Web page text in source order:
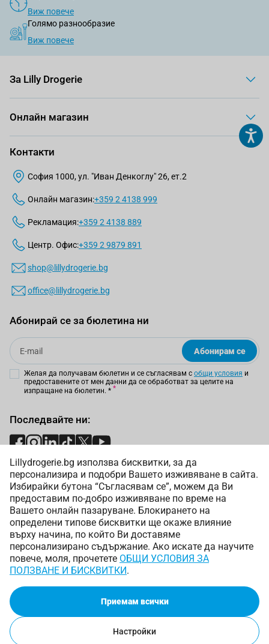
Lillydrogerie.bg използва бисквитки, за да
персонализира и подобри Вашето изживяване в сайта.
Избирайки бутона “Съгласявам се”, можем да Ви
предоставим по-добро изживяване по време на
Вашето онлайн пазаруване. Блокирането на
определени типове бисквитки ще окаже влияние
върху начина, по който Ви доставяме
персонализирано съдържание. Ако искате да научите
повече, моля, прочетете ОБЩИ УСЛОВИЯ ЗА
ПОЛЗВАНЕ И БИСКВИТКИ.
Приемам всички
Настройки
Виж повече
Голямо разнообразие
Виж повече
За Lilly Drogerie
Онлайн магазин
Контакти
София 1000, ул. "Иван Денкоглу" 26, ет.2
Онлайн магазин:+359 2 4138 999
Рекламация:+359 2 4138 889
Центр. Офис:+359 2 9879 891
shop@lillydrogerie.bg
office@lillydrogerie.bg
Абонирай се за бюлетина ни
Email
Абонирам се
Желая да получавам бюлетин и се съгласявам с общи условия и
предоставените от мен данни да се обработват за целите на
изпращане на бюлетин. *
Последвайте ни:
Начини на плащане:
Начини на доставка:
Copyright © 2025 Лили Дрогерие ЕООД. Всички права
запазени.
Онлайн магазин от